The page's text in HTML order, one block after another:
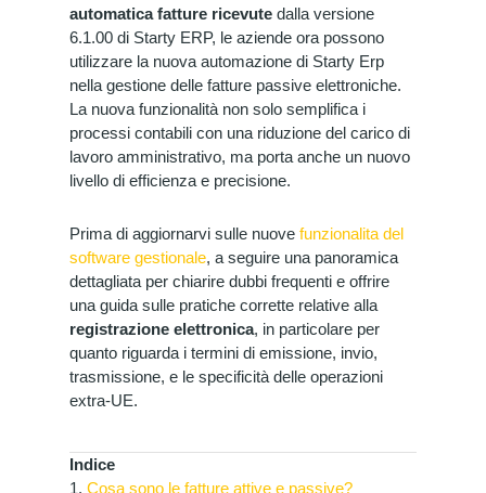
automatica fatture ricevutedalla versione
6.1.00 di Starty ERP, le aziende ora possono
utilizzare la nuova automazione di Starty Erp
nella gestione delle fatture passive elettroniche.
La nuova funzionalità non solo semplifica i
processi contabili con una riduzione del carico di
lavoro amministrativo, ma porta anche un nuovo
livello di efficienza e precisione.
Prima di aggiornarvi sulle nuovefunzionalita del
software gestionale, a seguire una panoramica
dettagliata per chiarire dubbi frequenti e offrire
una guida sulle pratiche corrette relative alla
registrazione elettronica, in particolare per
quanto riguarda i termini di emissione, invio,
trasmissione, e le specificità delle operazioni
extra-UE.
Indice
1.Cosa sono le fatture attive e passive?